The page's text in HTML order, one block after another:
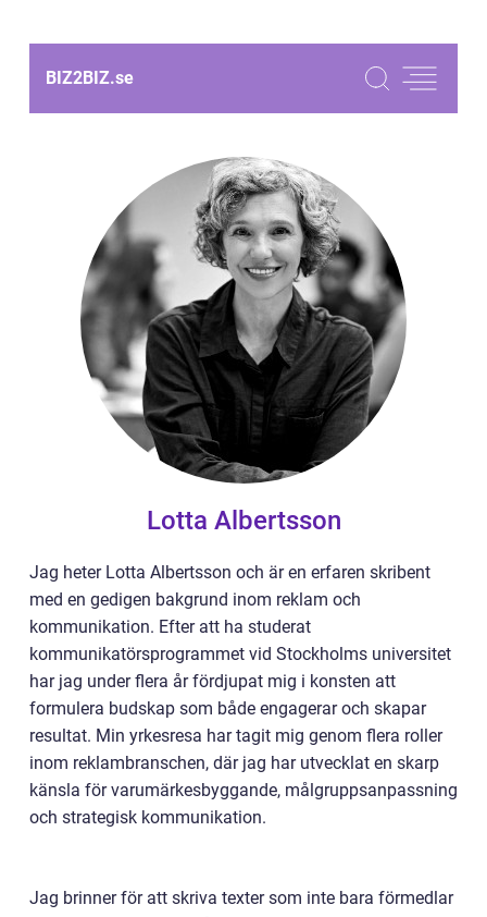
BIZ2BIZ.se
Lotta Albertsson
Jag heter Lotta Albertsson och är en erfaren skribent
med en gedigen bakgrund inom reklam och
kommunikation. Efter att ha studerat
kommunikatörsprogrammet vid Stockholms universitet
har jag under flera år fördjupat mig i konsten att
formulera budskap som både engagerar och skapar
resultat. Min yrkesresa har tagit mig genom flera roller
inom reklambranschen, där jag har utvecklat en skarp
känsla för varumärkesbyggande, målgruppsanpassning
och strategisk kommunikation.
Jag brinner för att skriva texter som inte bara förmedlar